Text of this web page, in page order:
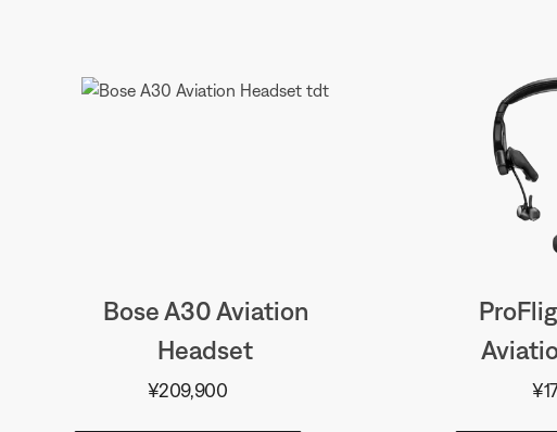
Bose A30 Aviation
Headset
価格:
¥209,900 価